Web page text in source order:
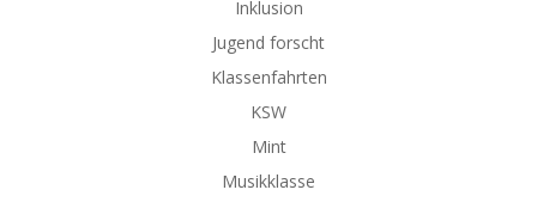
Inklusion
Jugend forscht
Klassenfahrten
KSW
Mint
Musikklasse